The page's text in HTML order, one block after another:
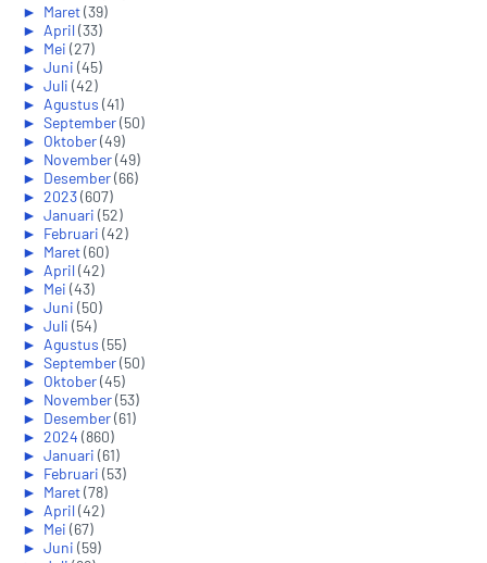
► Maret(39)
► April(33)
► Mei (27)
► Juni (45)
► Juli (42)
► Agustus (41)
► September(50)
► Oktober(49)
► November(49)
► Desember(66)
► 2023(607)
► Januari (52)
► Februari (42)
► Maret(60)
► April(42)
► Mei (43)
► Juni (50)
► Juli (54)
► Agustus (55)
► September(50)
► Oktober(45)
► November(53)
► Desember(61)
► 2024 (860)
► Januari (61)
► Februari (53)
► Maret(78)
► April(42)
► Mei (67)
► Juni (59)